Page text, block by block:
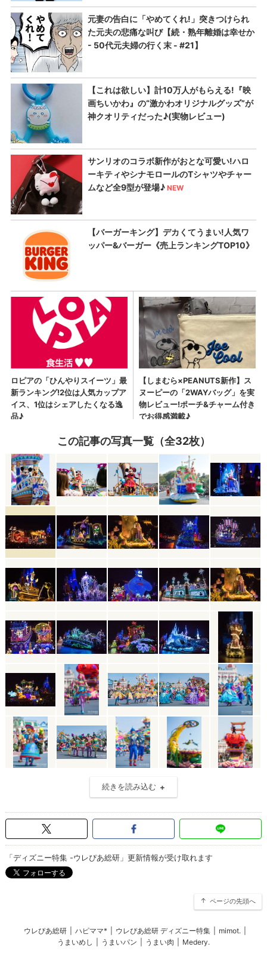
この記事の写真一覧（全32枚）
続きを読み込む
「ディズニー特集 -ウレぴあ総研」更新情報が受け取れます
ページの先頭へ
ウレぴあ総研 ハピママ* ウレぴあ総研 ディズニー特集 mimot.
うまいめし
うまいパン うまい肉 Medery.